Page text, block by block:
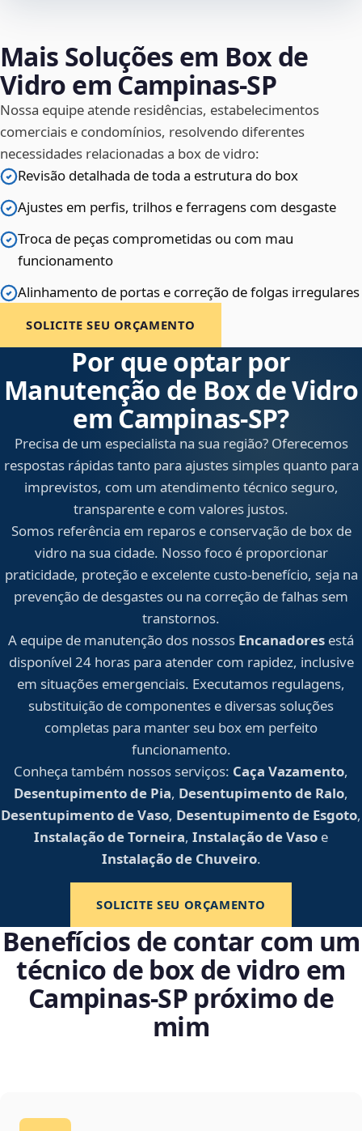
Mais Soluções em Box de
Vidro em Campinas‑SP
Nossa equipe atende residências, estabelecimentos
comerciais e condomínios, resolvendo diferentes
necessidades relacionadas a box de vidro:
Revisão detalhada de toda a estrutura do box
Ajustes em perfis, trilhos e ferragens com desgaste
Troca de peças comprometidas ou com mau
funcionamento
Alinhamento de portas e correção de folgas irregulares
SOLICITE SEU ORÇAMENTO
Por que optar por
Manutenção de Box de Vidro
em Campinas‑SP?
Precisa de um especialista na sua região? Oferecemos
respostas rápidas tanto para ajustes simples quanto para
imprevistos, com um atendimento técnico seguro,
transparente e com valores justos.
Somos referência em reparos e conservação de box de
vidro na sua cidade. Nosso foco é proporcionar
praticidade, proteção e excelente custo-benefício, seja na
prevenção de desgastes ou na correção de falhas sem
transtornos.
A equipe de manutenção dos nossos Encanadores está
disponível 24 horas para atender com rapidez, inclusive
em situações emergenciais. Executamos regulagens,
substituição de componentes e diversas soluções
completas para manter seu box em perfeito
funcionamento.
Conheça também nossos serviços: Caça Vazamento,
Desentupimento de Pia, Desentupimento de Ralo,
Desentupimento de Vaso, Desentupimento de Esgoto,
Instalação de Torneira, Instalação de Vaso e
Instalação de Chuveiro.
SOLICITE SEU ORÇAMENTO
Benefícios de contar com um
técnico de box de vidro em
Campinas‑SP próximo de
mim